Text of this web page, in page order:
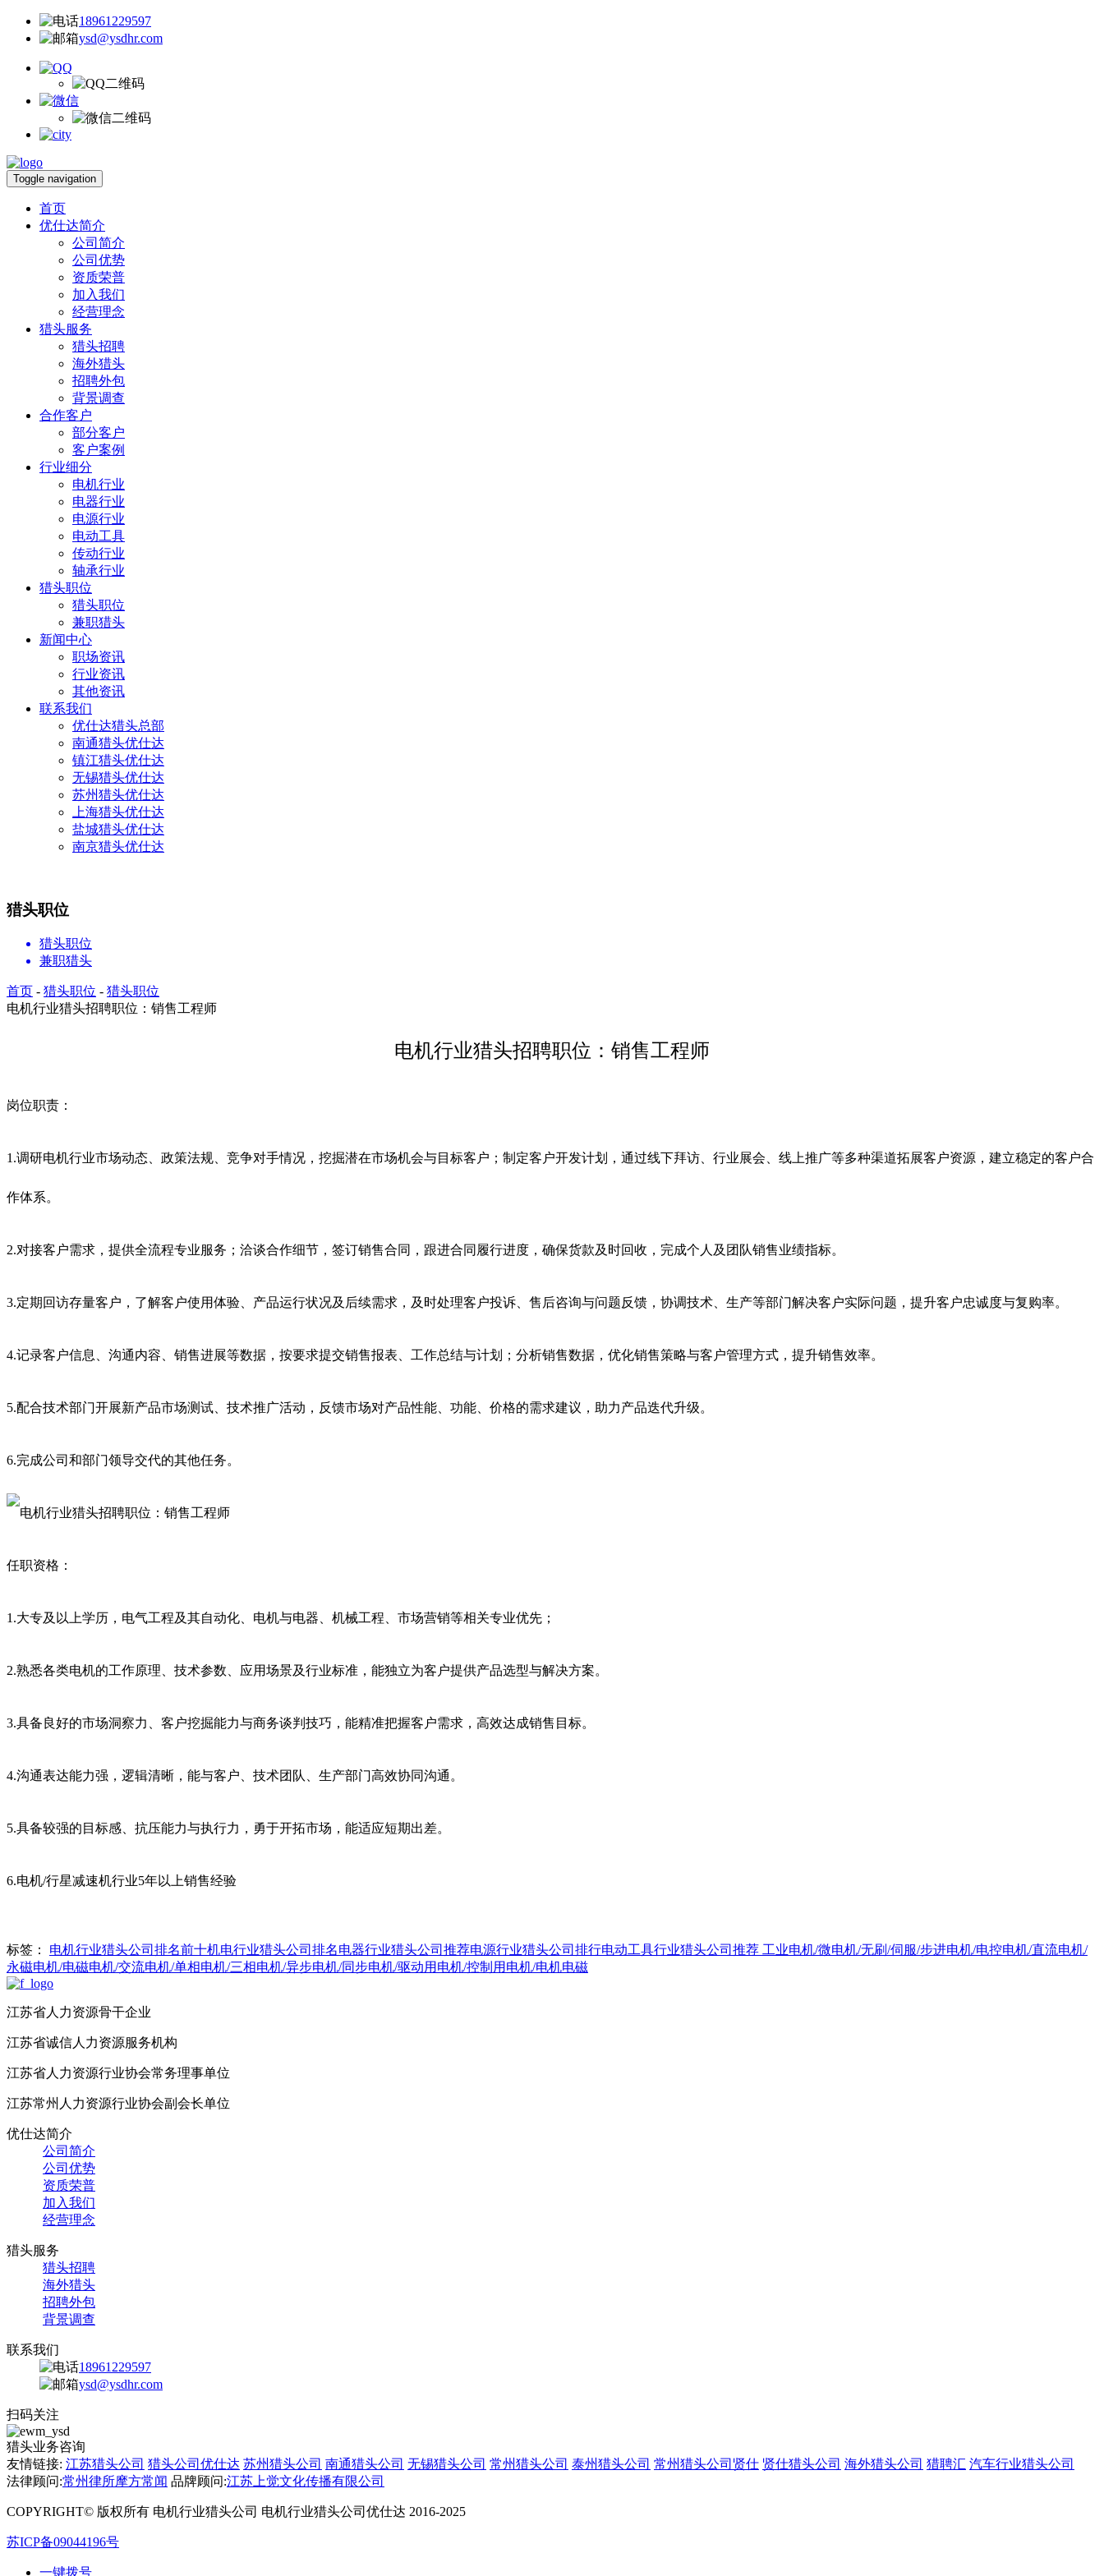
18961229597
ysd@ysdhr.com
Toggle navigation
首页
优仕达简介
公司简介
公司优势
资质荣普
加入我们
经营理念
猎头服务
猎头招聘
海外猎头
招聘外包
背景调查
合作客户
部分客户
客户案例
行业细分
电机行业
电器行业
电源行业
电动工具
传动行业
轴承行业
猎头职位
猎头职位
兼职猎头
新闻中心
职场资讯
行业资讯
其他资讯
联系我们
优仕达猎头总部
南通猎头优仕达
镇江猎头优仕达
无锡猎头优仕达
苏州猎头优仕达
上海猎头优仕达
盐城猎头优仕达
南京猎头优仕达
猎头职位
猎头职位
兼职猎头
首页 - 猎头职位 - 猎头职位
电机行业猎头招聘职位：销售工程师
电机行业猎头招聘职位：销售工程师
岗位职责：
1.调研电机行业市场动态、政策法规、竞争对手情况，挖掘潜在市场机会与目标客户；制定客户开发计划，通过线下拜访、行业展会、线上推广等多种渠道拓展客户资源，建立稳定的客户合
作体系。
2.对接客户需求，提供全流程专业服务；洽谈合作细节，签订销售合同，跟进合同履行进度，确保货款及时回收，完成个人及团队销售业绩指标。
3.定期回访存量客户，了解客户使用体验、产品运行状况及后续需求，及时处理客户投诉、售后咨询与问题反馈，协调技术、生产等部门解决客户实际问题，提升客户忠诚度与复购率。
4.记录客户信息、沟通内容、销售进展等数据，按要求提交销售报表、工作总结与计划；分析销售数据，优化销售策略与客户管理方式，提升销售效率。
5.配合技术部门开展新产品市场测试、技术推广活动，反馈市场对产品性能、功能、价格的需求建议，助力产品迭代升级。
6.完成公司和部门领导交代的其他任务。
任职资格：
1.大专及以上学历，电气工程及其自动化、电机与电器、机械工程、市场营销等相关专业优先；
2.熟悉各类电机的工作原理、技术参数、应用场景及行业标准，能独立为客户提供产品选型与解决方案。
3.具备良好的市场洞察力、客户挖掘能力与商务谈判技巧，能精准把握客户需求，高效达成销售目标。
4.沟通表达能力强，逻辑清晰，能与客户、技术团队、生产部门高效协同沟通。
5.具备较强的目标感、抗压能力与执行力，勇于开拓市场，能适应短期出差。
6.电机/行星减速机行业5年以上销售经验
标签： 电机行业猎头公司排名前十机电行业猎头公司排名电器行业猎头公司推荐电源行业猎头公司排行电动工具行业猎头公司推荐 工业电机/微电机/无刷/伺服/步进电机/电控电机/直流电机/
永磁电机/电磁电机/交流电机/单相电机/三相电机/异步电机/同步电机/驱动用电机/控制用电机/电机电磁
江苏省人力资源骨干企业
江苏省诚信人力资源服务机构
江苏省人力资源行业协会常务理事单位
江苏常州人力资源行业协会副会长单位
优仕达简介
公司简介
公司优势
资质荣普
加入我们
经营理念
猎头服务
猎头招聘
海外猎头
招聘外包
背景调查
联系我们
18961229597
ysd@ysdhr.com
扫码关注
猎头业务咨询
友情链接: 江苏猎头公司 猎头公司优仕达 苏州猎头公司 南通猎头公司 无锡猎头公司 常州猎头公司 泰州猎头公司 常州猎头公司贤仕 贤仕猎头公司 海外猎头公司 猎聘汇 汽车行业猎头公司
法律顾问:常州律所摩方常闻 品牌顾问:江苏上觉文化传播有限公司
COPYRIGHT© 版权所有 电机行业猎头公司 电机行业猎头公司优仕达 2016-2025
苏ICP备09044196号
一键拨号